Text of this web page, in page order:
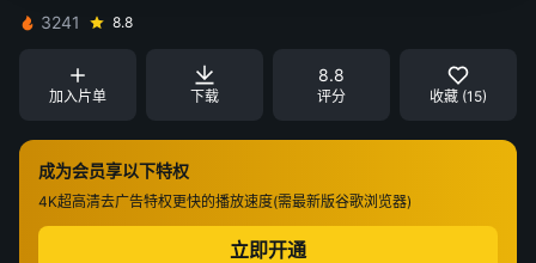
3241
8.8
加入片单 下载
8.8
评分 收藏 (15)
成为会员享以下特权
4K超高清去广告特权更快的播放速度(需最新版谷歌浏览器)
立即开通